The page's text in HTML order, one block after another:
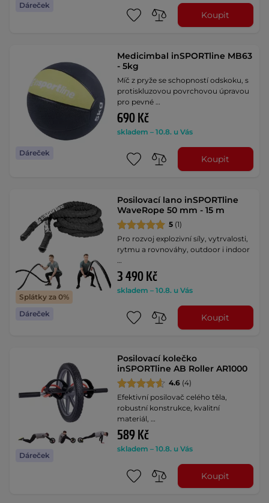
Dáreček
Koupit
Dáreček
Medicimbal inSPORTline MB63
- 5kg
Míč z pryže se schopností odskoku, s
protiskluzovou povrchovou úpravou
pro pevné …
690 Kč
skladem – 10.8. u Vás
Koupit
Splátky za 0%
Dáreček
Posilovací lano inSPORTline
WaveRope 50 mm - 15 m
5 (1)
Pro rozvoj explozivní síly, vytrvalosti,
rytmu a rovnováhy, outdoor i indoor
…
3 490 Kč
skladem – 10.8. u Vás
Koupit
Dáreček
Posilovací kolečko
inSPORTline AB Roller AR1000
4.6 (4)
Efektivní posilovač celého těla,
robustní konstrukce, kvalitní
materiál, …
589 Kč
skladem – 10.8. u Vás
Koupit